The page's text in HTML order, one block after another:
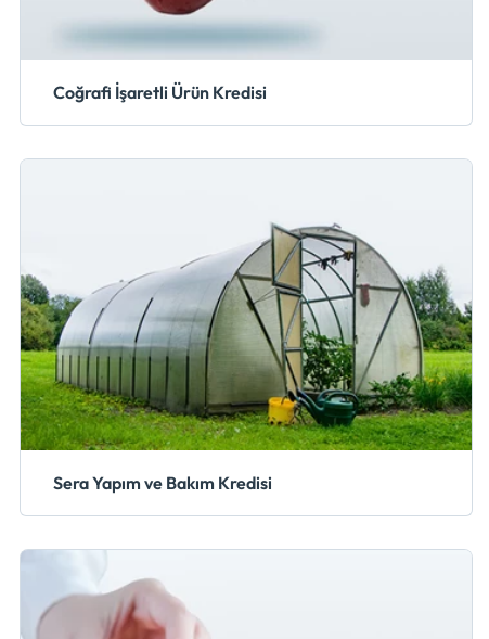
Coğrafi İşaretli Ürün Kredisi
Sera Yapım ve Bakım Kredisi